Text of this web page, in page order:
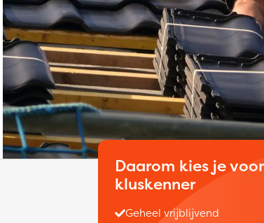
Daarom kies je voor
kluskenner
Geheel vrijblijvend